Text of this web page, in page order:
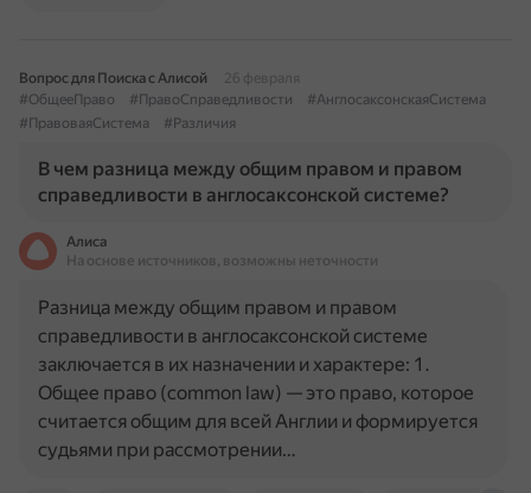
Вопрос для Поиска с Алисой
26 февраля
#ОбщееПраво
#ПравоСправедливости
#АнглосаксонскаяСистема
#ПравоваяСистема
#Различия
В чем разница между общим правом и правом
справедливости в англосаксонской системе?
Алиса
На основе источников, возможны неточности
Разница между общим правом и правом
справедливости в англосаксонской системе
заключается в их назначении и характере: 1.
Общее право (common law) — это право, которое
считается общим для всей Англии и формируется
судьями при рассмотрении…